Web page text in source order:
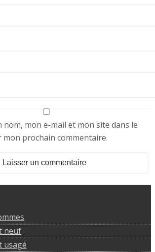
mon e-mail et mon site dans le
prochain commentaire.
neuf
usagé